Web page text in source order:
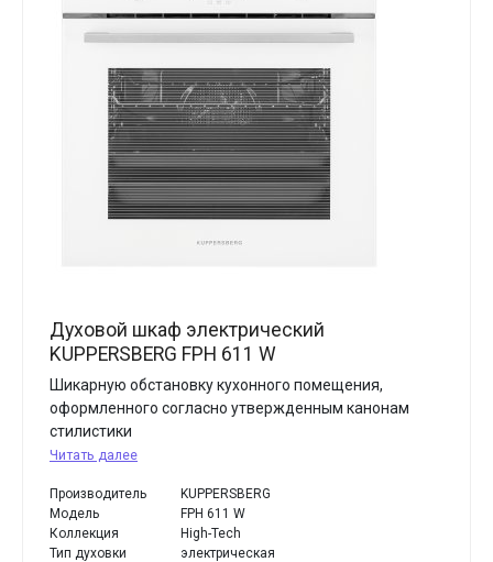
Духовой шкаф электрический
KUPPERSBERG FPH 611 W
Шикарную обстановку кухонного помещения,
оформленного согласно утвержденным канонам
стилистики
Читать далее
Производитель
KUPPERSBERG
Модель
FPH 611 W
Коллекция
High-Tech
Тип духовки
электрическая